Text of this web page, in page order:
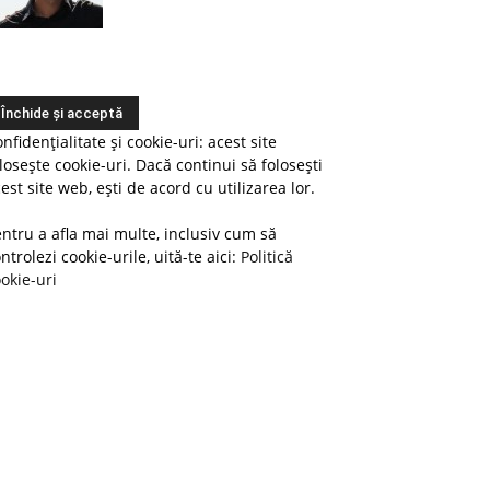
și cookie-uri: acest site
cookie-uri. Dacă continui să folosești
site web, ești de acord cu utilizarea lor.
a afla mai multe, inclusiv cum să
cookie-urile, uită-te aici: Politică
uri